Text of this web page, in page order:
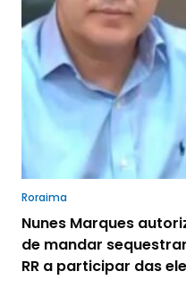
Roraima
Nunes Marques
de mandar
RR a participar das